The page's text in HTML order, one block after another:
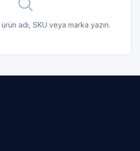
adı, SKU veya marka yazın.